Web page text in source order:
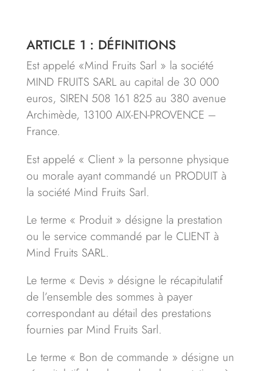
ARTICLE 1 : DÉFINITIONS
Est appelé «Mind Fruits Sarl » la société
MIND FRUITS SARL au capital de 30 000
euros, SIREN 508 161 825 au 380 avenue
Archimède, 13100 AIX-EN-PROVENCE –
France.
Est appelé « Client » la personne physique
ou morale ayant commandé un PRODUIT à
la société Mind Fruits Sarl.­
Le terme « Produit » désigne la prestation
ou le service commandé par le CLIENT à
Mind Fruits SARL.
Le terme « Devis » désigne le récapitulatif
de l’ensemble des sommes à payer
correspondant au détail des prestations
fournies par Mind Fruits Sarl.
Le terme « Bon de commande » désigne un